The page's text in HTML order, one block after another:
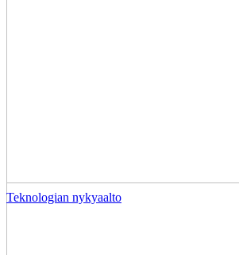
Teknologian nykyaalto